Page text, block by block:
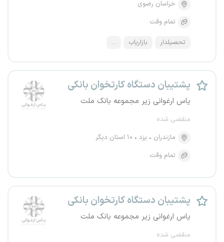
خراسان رضوی
تمام وقت
تحصیلدار بازاریاب ...
پشتیبان دستگاه کارتخوان بانکی
یاس ارغوانی زیر مجموعه بانک ملت
منقضی شده
مازندران
یزد
۱۰ استان دیگر
تمام وقت
پشتیبان دستگاه کارتخوان بانکی
یاس ارغوانی زیر مجموعه بانک ملت
منقضی شده